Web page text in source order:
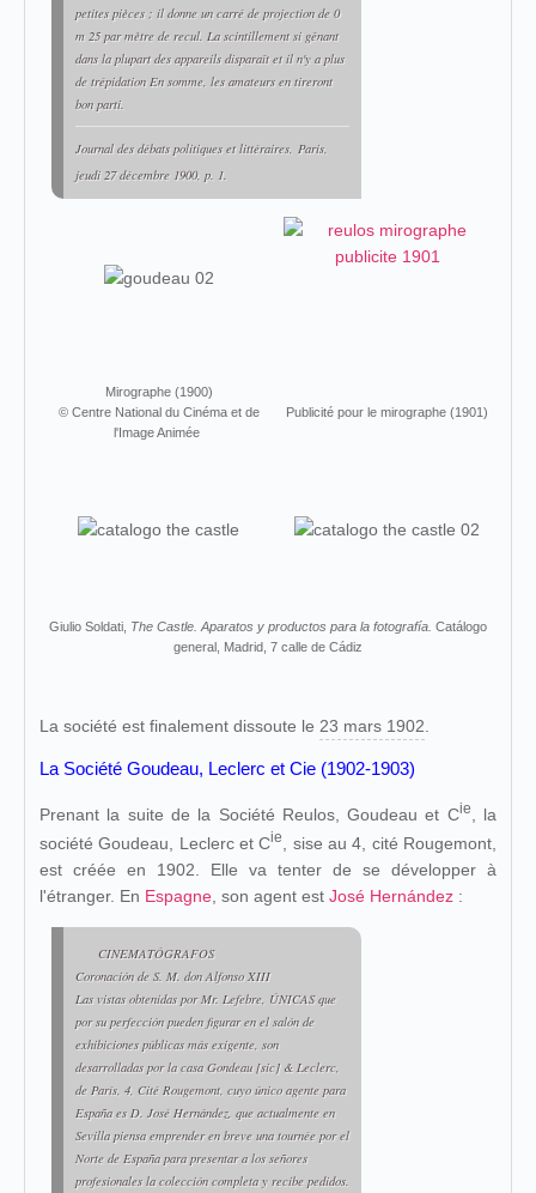
petites pièces ; il donne un carré de projection de 0
m 25 par mètre de recul. La scintillement si gênant
dans la plupart des appareils disparaît et il n'y a plus
de trépidation En somme, les amateurs en tireront
bon parti.
Journal des débats politiques et littéraires, Paris,
jeudi 27 décembre 1900, p. 1.
Mirographe (1900)
© Centre National du Cinéma et de
l'Image Animée
Publicité pour le mirographe (1901)
Giulio Soldati, The Castle. Aparatos y productos para la fotografía. Catálogo
general, Madrid, 7 calle de Cádiz
La société est finalement dissoute le 23 mars 1902
La Société Goudeau, Leclerc et Cie (1902-1903)
Prenant la suite de la Société Reulos, Goudeau et Cie
, la
société Goudeau, Leclerc et Cie
, sise au 4, cité Rougemont,
est créée en 1902. Elle va tenter de se développer à
l'étranger. En Espagne , son agent est José Hernández :
CINEMATÓGRAFOS
Coronación de S. M. don Alfonso XIII
Las vistas obtenidas por Mr. Lefebre, ÚNICAS que
por su perfección pueden figurar en el salón de
exhibiciones públicas más exigente, son
desarrolladas por la casa Gondeau [sic] & Leclerc,
de París, 4, Cité Rougemont, cuyo único agente para
España es D. José Hernández, que actualmente en
Sevilla piensa emprender en breve una tournée por el
Norte de España para presentar a los señores
profesionales la colección completa y recibe pedidos.